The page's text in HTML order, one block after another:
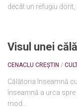
Viață curată
Familia de azi
Casa curată
Adicții și
Gadgeturi cu
decât un refugiu dorit,
Visul unei
CENACLU CREȘTIN /
Călătoria înseamnă
înseamnă a urca spre
mod...